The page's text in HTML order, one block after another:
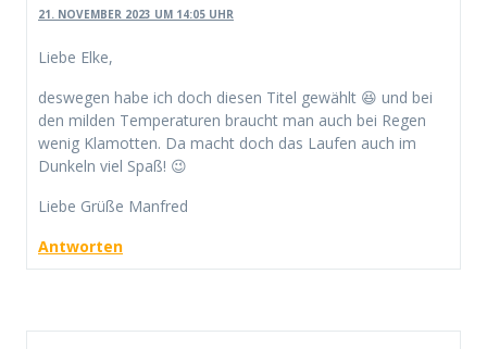
21. NOVEMBER 2023 UM 14:05 UHR
Liebe Elke,
deswegen habe ich doch diesen Titel gewählt 😆 und bei
den milden Temperaturen braucht man auch bei Regen
wenig Klamotten. Da macht doch das Laufen auch im
Dunkeln viel Spaß! 😉
Liebe Grüße Manfred
Antworten